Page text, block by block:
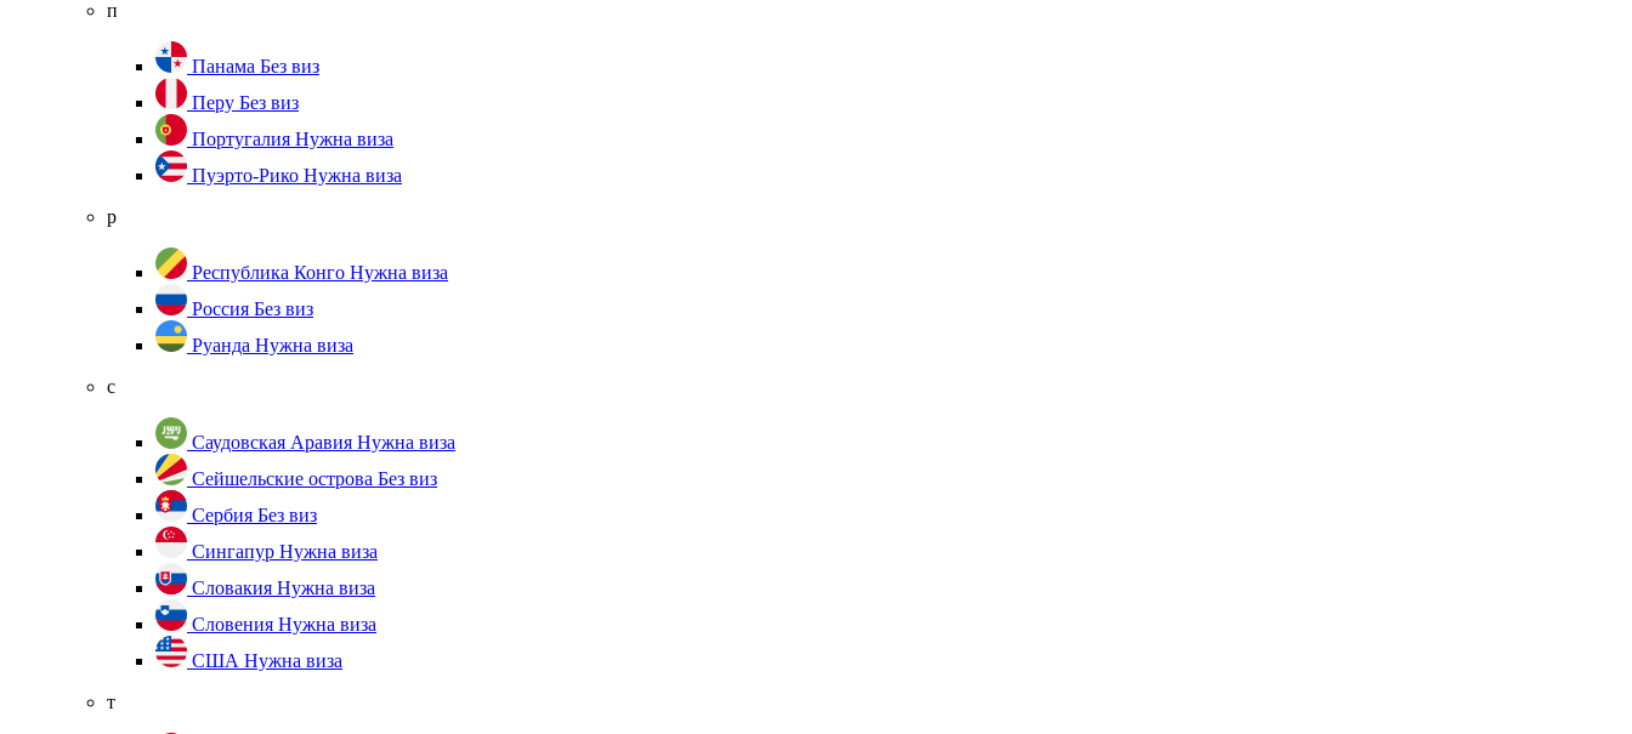
п
Панама Без виз
Перу Без виз
Португалия Нужна виза
Пуэрто-Рико Нужна виза
р
Республика Конго Нужна виза
Россия Без виз
Руанда Нужна виза
с
Саудовская Аравия Нужна виза
Сейшельские острова Без виз
Сербия Без виз
Сингапур Нужна виза
Словакия Нужна виза
Словения Нужна виза
США Нужна виза
т